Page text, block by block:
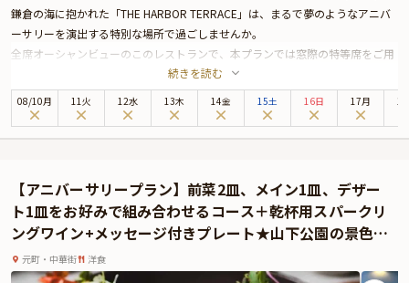
鎌倉の海に抱かれた「THE HARBOR TERRACE」は、まるで夢のようなアニバ
ーサリーを演出する特別な場所で過ごしませんか。
全席オーシャンビューのこのレストランで、本プランでは窓際の特等席をご用
意いたします。相模湾の穏やかな波音を感じながら、富士山や江ノ島の雄大な
景色を独り占めできる贅沢なひとときをお楽しみいただけます。特に、サンセ
ット時のマジックアワーは一度訪れたら忘れられないほど美しく、ディナーの
の壮大な景色が、あなたと大切な人の記念日をより一層特別なものにしてくれ
ます。料理は、地元・鎌倉野菜や相模湾で獲れる新鮮な魚介をふんだんに使っ
た創作フレンチ。シェフが手掛ける全8品のコース料理は、素材本来の味を最
大限に引き出した一皿一皿が、まるでアートのように美しく、心に残る味わい
です。
続きを読む
08/10月 11火 12水 13木 14金 15土 16日 17月
【アニバーサリープラン】前菜2皿、メイン1皿、デザー
ト1皿をお好みで組み合わせるコース＋乾杯用スパークリ
ングワイン+メッセージ付きプレート★山下公園の景色と
共に祝うロマンティックな記念日
元町・中華街 洋食